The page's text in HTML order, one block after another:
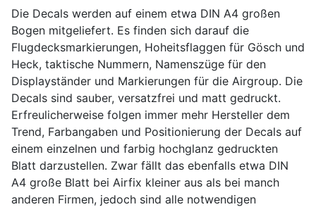
Die Decals werden auf einem etwa DIN A4 großen
Bogen mitgeliefert. Es finden sich darauf die
Flugdecksmarkierungen, Hoheitsflaggen für Gösch und
Heck, taktische Nummern, Namenszüge für den
Displayständer und Markierungen für die Airgroup. Die
Decals sind sauber, versatzfrei und matt gedruckt.
Erfreulicherweise folgen immer mehr Hersteller dem
Trend, Farbangaben und Positionierung der Decals auf
einem einzelnen und farbig hochglanz gedruckten
Blatt darzustellen. Zwar fällt das ebenfalls etwa DIN
A4 große Blatt bei Airfix kleiner aus als bei manch
anderen Firmen, jedoch sind alle notwendigen